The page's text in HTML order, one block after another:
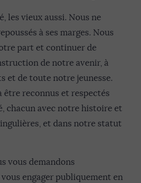
les vieux aussi. Nous ne
à ses marges. Nous
part et continuer de
de notre avenir, à
et de toute notre jeunesse.
être reconnus et respectés
chacun avec notre histoire et
et dans notre statut
vous demandons
engager publiquement en